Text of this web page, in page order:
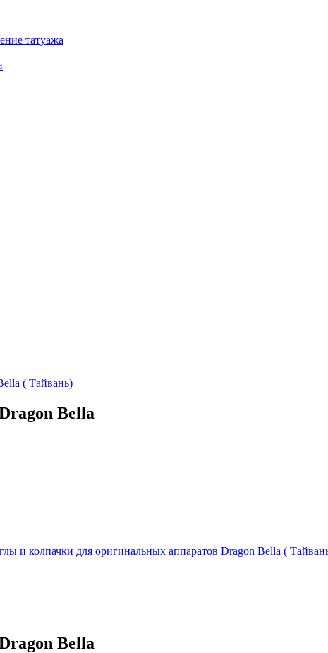
татуажа
( Тайвань)
Bella
и колпачки для оригинальных аппаратов Dragon Bella (
Bella